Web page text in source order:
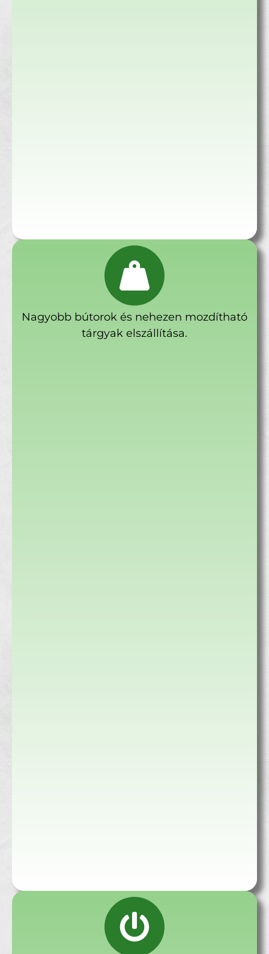
Nagyobb bútorok és nehezen mozdítható
tárgyak elszállítása.